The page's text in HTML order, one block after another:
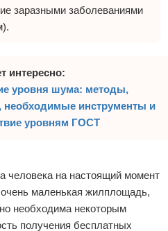
заразными заболеваниями
интересно:
уровня шума: методы,
необходимые инструменты и
уровням ГОСТ
человека на настоящий момент
маленькая жилплощадь,
необходима некоторым
получения бесплатных